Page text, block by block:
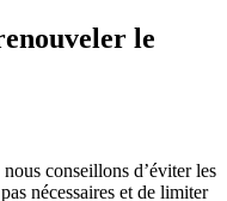
le
conseillons d’éviter les
nécessaires et de limiter